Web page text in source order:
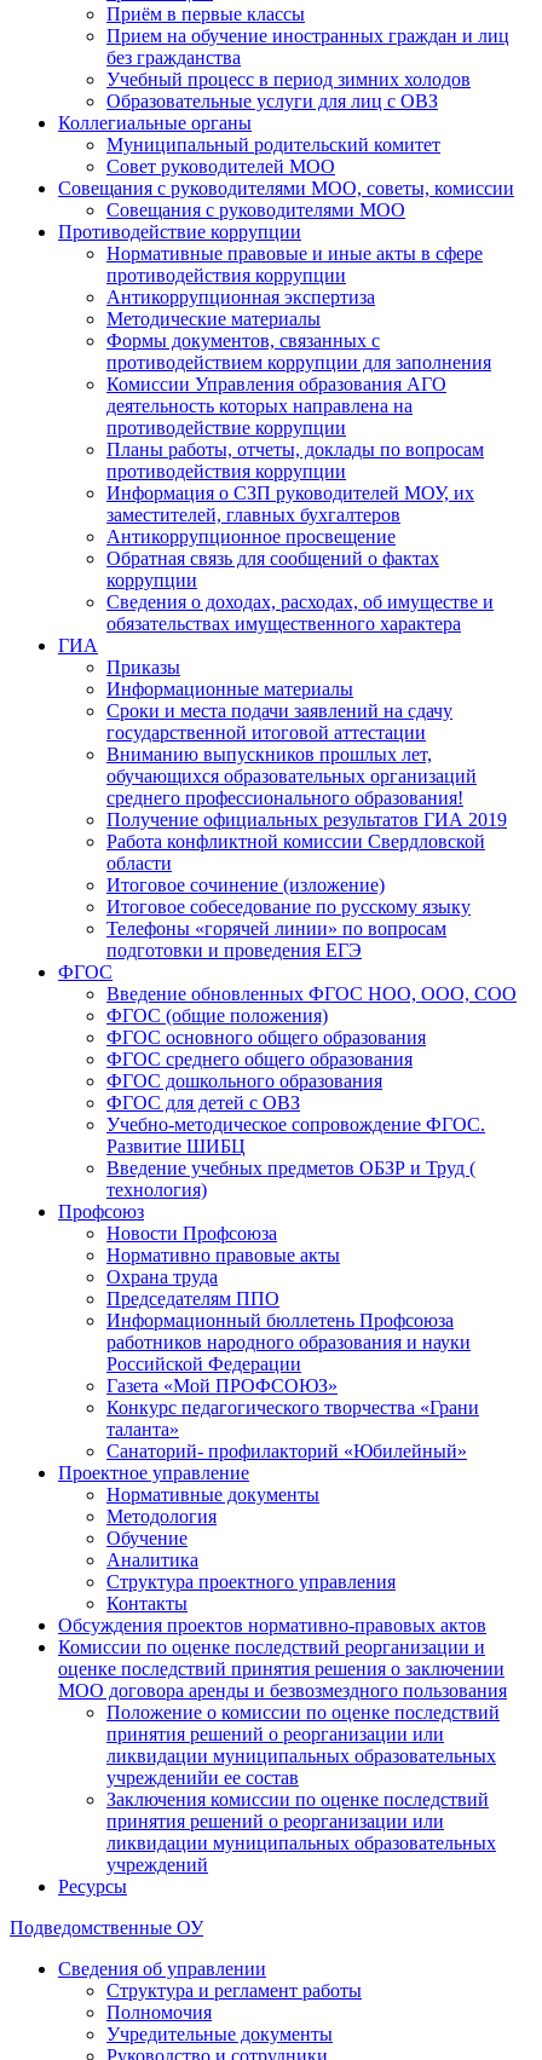
Приём в первые классы
Прием на обучение иностранных граждан и лиц
без гражданства
Учебный процесс в период зимних холодов
Образовательные услуги для лиц с ОВЗ
Коллегиальные органы
Муниципальный родительский комитет
Совет руководителей МОО
Совещания с руководителями МОО, советы, комиссии
Совещания с руководителями МОО
Противодействие коррупции
Нормативные правовые и иные акты в сфере
противодействия коррупции
Антикоррупционная экспертиза
Методические материалы
Формы документов, связанных с
противодействием коррупции для заполнения
Комиссии Управления образования АГО
деятельность которых направлена на
противодействие коррупции
Планы работы, отчеты, доклады по вопросам
противодействия коррупции
Информация о СЗП руководителей МОУ, их
заместителей, главных бухгалтеров
Антикоррупционное просвещение
Обратная связь для сообщений о фактах
коррупции
Сведения о доходах, расходах, об имуществе и
обязательствах имущественного характера
ГИА
Приказы
Информационные материалы
Сроки и места подачи заявлений на сдачу
государственной итоговой аттестации
Вниманию выпускников прошлых лет,
обучающихся образовательных организаций
среднего профессионального образования!
Получение официальных результатов ГИА 2019
Работа конфликтной комиссии Свердловской
области
Итоговое сочинение (изложение)
Итоговое собеседование по русскому языку
Телефоны «горячей линии» по вопросам
подготовки и проведения ЕГЭ
ФГОС
Введение обновленных ФГОС НОО, ООО, СОО
ФГОС (общие положения)
ФГОС основного общего образования
ФГОС среднего общего образования
ФГОС дошкольного образования
ФГОС для детей с ОВЗ
Учебно-методическое сопровождение ФГОС.
Развитие ШИБЦ
Введение учебных предметов ОБЗР и Труд (
технология)
Профсоюз
Новости Профсоюза
Нормативно правовые акты
Охрана труда
Председателям ППО
Информационный бюллетень Профсоюза
работников народного образования и науки
Российской Федерации
Газета «Мой ПРОФСОЮЗ»
Конкурс педагогического творчества «Грани
таланта»
Санаторий- профилакторий «Юбилейный»
Проектное управление
Нормативные документы
Методология
Обучение
Аналитика
Структура проектного управления
Контакты
Обсуждения проектов нормативно-правовых актов
Комиссии по оценке последствий реорганизации и
оценке последствий принятия решения о заключении
МОО договора аренды и безвозмездного пользования
Положение о комиссии по оценке последствий
принятия решений о реорганизации или
ликвидации муниципальных образовательных
учрежденийи ее состав
Заключения комиссии по оценке последствий
принятия решений о реорганизации или
ликвидации муниципальных образовательных
учреждений
Ресурсы
Подведомственные ОУ
Сведения об управлении
Структура и регламент работы
Полномочия
Учредительные документы